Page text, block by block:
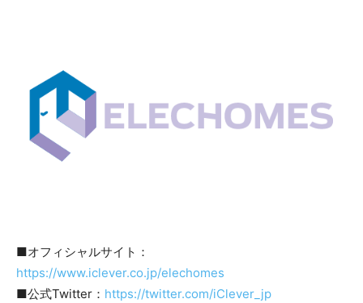
■オフィシャルサイト：
https://www.iclever.co.jp/elechomes
■公式Twitter： https://twitter.com/iClever_jp